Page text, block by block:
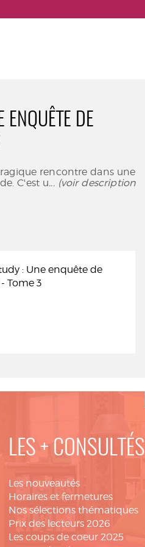
ENQUÊTE DE
rencontre dans une
C'est u... (voir description
: Une enquête de
Tome 3
LES + CONSULTÉS
Les nouveautés
Horaires et fermetures
Nos sélections thématiques
Prix des lecteurs 2026
Les coups de coeur 2025